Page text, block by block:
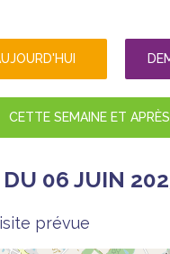
CETTE SEMAINE ET APRÈS
DU 06 JUIN
prévue